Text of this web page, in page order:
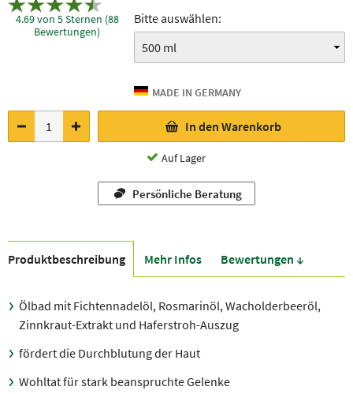
4.69 von 5 Sternen (88
Bewertungen)
Bitte auswählen:
In den Warenkorb
Auf Lager
Persönliche Beratung
Produkt­beschreibung Mehr Infos Bewer­tungen ↓
Ölbad mit Fichtennadelöl, Rosmarinöl, Wacholderbeeröl,
Zinnkraut-Extrakt und Haferstroh-Auszug
fördert die Durchblutung der Haut
Wohltat für stark beanspruchte Gelenke